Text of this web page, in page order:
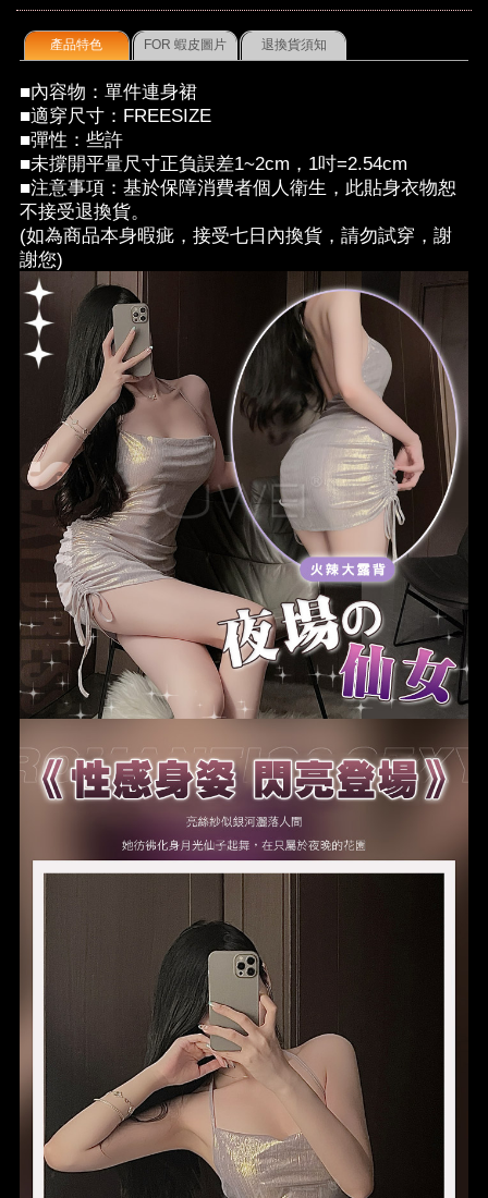
產品特色 FOR 蝦皮圖片 退換貨須知
■內容物：單件連身裙
■適穿尺寸：FREESIZE
■彈性：些許
■未撐開平量尺寸正負誤差1~2cm，1吋=2.54cm
■注意事項：基於保障消費者個人衛生，此貼身衣物恕
不接受退換貨。
(如為商品本身暇疵，接受七日內換貨，請勿試穿，謝
謝您)